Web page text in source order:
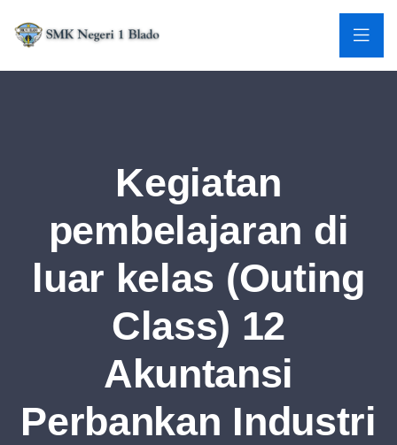
Kegiatan
pembelajaran di
luar kelas (Outing
Class) 12
Akuntansi
Perbankan Industri